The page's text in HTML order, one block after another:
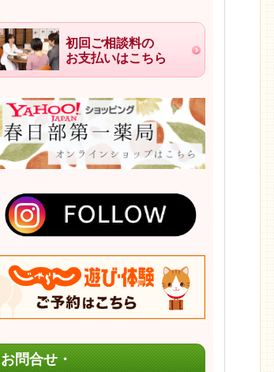
初回ご相談料の
お支払いはこちら
お問合せ・